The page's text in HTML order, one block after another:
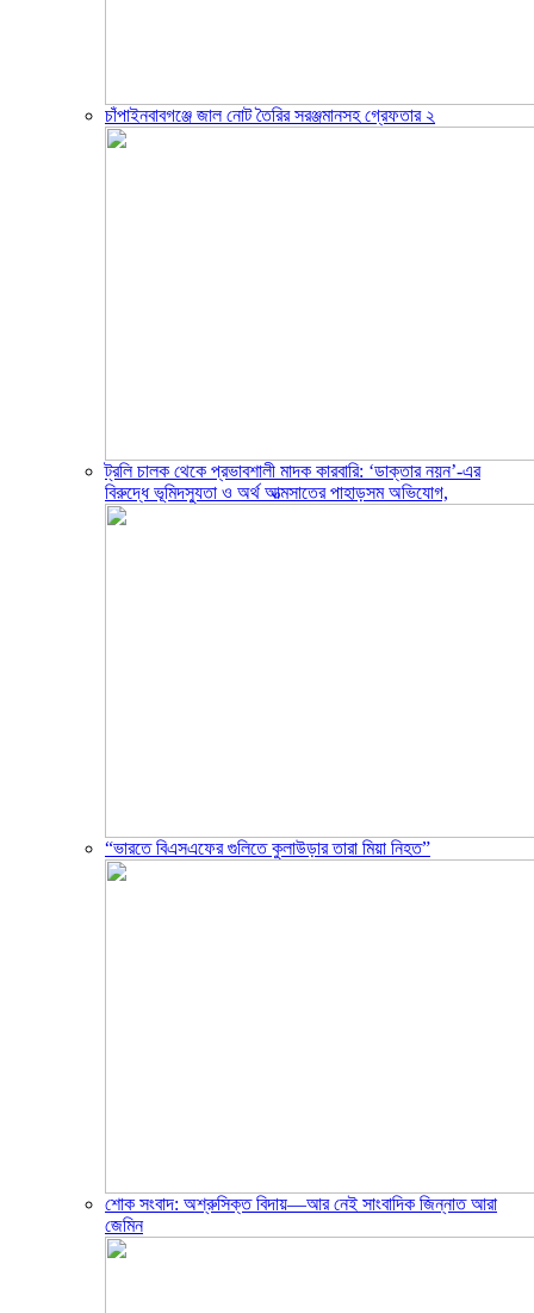
চাঁপাইনবাবগঞ্জে জাল নোট তৈরির সরঞ্জমানসহ গ্রেফতার ২
ট্রলি চালক থেকে প্রভাবশালী মাদক কারবারি: ‘ডাক্তার নয়ন’-এর
বিরুদ্ধে ভূমিদস্যুতা ও অর্থ আত্মসাতের পাহাড়সম অভিযোগ,
“ভারতে বিএসএফের গুলিতে কুলাউড়ার তারা মিয়া নিহত”
শোক সংবাদ: অশ্রুসিক্ত বিদায়—আর নেই সাংবাদিক জিন্নাত আরা
জেমিন